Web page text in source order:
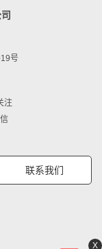
号
注
联系我们
X